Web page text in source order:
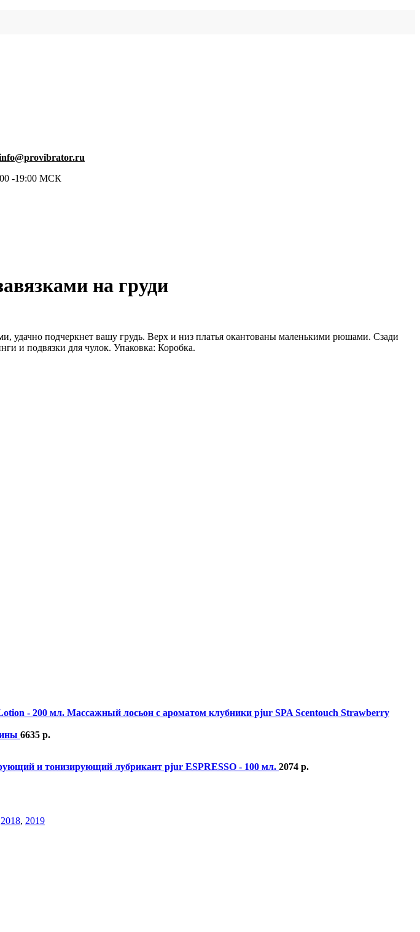
-19:00 МСК
на груди
удачно подчеркнет вашу грудь. Верх и низ платья окантованы маленькими рюшами. Сзади
и подвязки для чулок. Упаковка: Коробка.
Массажный лосьон с ароматом клубники pjur SPA Scentouch Strawberry
6635 р.
и тонизирующий лубрикант pjur ESPRESSO - 100 мл. 2074 р.
2018, 2019